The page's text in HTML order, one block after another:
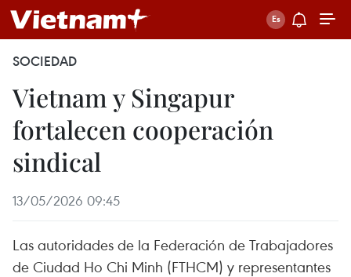
SOCIEDAD
Vietnam y Singapur
fortalecen cooperación
sindical
13/05/2026 09:45
Las autoridades de la Federación de Trabajadores
de Ciudad Ho Chi Minh (FTHCM) y representantes